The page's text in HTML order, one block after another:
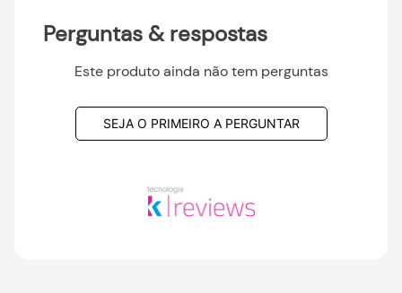
Perguntas & respostas
Este produto ainda não tem perguntas
SEJA O PRIMEIRO A PERGUNTAR